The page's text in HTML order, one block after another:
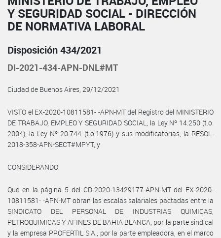
Y SEGURIDAD SOCIAL - DIRECCIÓN
DE NORMATIVA LABORAL
Disposición 434/2021
DI-2021-434-APN-DNL#MT
Ciudad de Buenos Aires, 29/12/2021
VISTO el EX-2020-10811581- -APN-MT del Registro del MINISTERIO
DE TRABAJO, EMPLEO Y SEGURIDAD SOCIAL, la Ley Nº 14.250 (t.o.
2004), la Ley Nº 20.744 (t.o.1976) y sus modificatorias, la RESOL-
2018-358-APN-SECT#MPYT, y
CONSIDERANDO:
Que en la página 5 del CD-2020-13429177-APN-MT del EX-2020-
10811581- -APN-MT obran las escalas salariales pactadas entre la
SINDICATO DEL PERSONAL DE INDUSTRIAS QUIMICAS,
PETROQUIMICAS Y AFINES DE BAHIA BLANCA, por la parte sindical
y la empresa PROFERTIL S.A., por la parte empleadora, en el marco